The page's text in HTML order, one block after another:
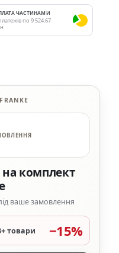
ЧАСТИНАМИ
по 9 524.67
на комплект
ваше замовлення
товари −15%